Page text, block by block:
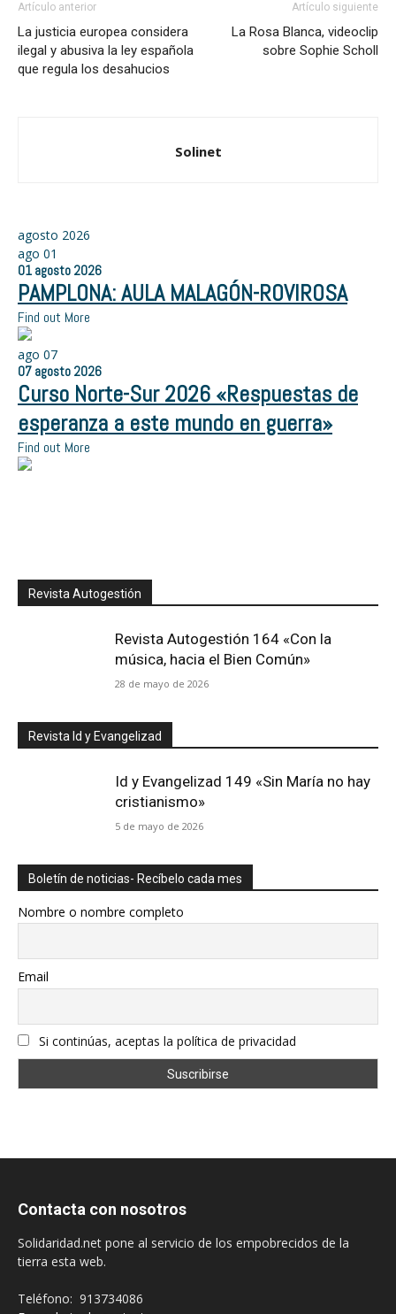
Artículo anterior
La justicia europea considera
ilegal y abusiva la ley española
que regula los desahucios
Artículo siguiente
La Rosa Blanca, videoclip
sobre Sophie Scholl
Solinet
agosto 2026
ago 01
01 agosto 2026
PAMPLONA: AULA MALAGÓN-ROVIROSA
Find out More
ago 07
07 agosto 2026
Curso Norte-Sur 2026 «Respuestas de
esperanza a este mundo en guerra»
Find out More
Revista Autogestión
Revista Autogestión 164 «Con la
música, hacia el Bien Común»
28 de mayo de 2026
Revista Id y Evangelizad
Id y Evangelizad 149 «Sin María no hay
cristianismo»
5 de mayo de 2026
Boletín de noticias- Recíbelo cada mes
Nombre o nombre completo
Email
Si continúas, aceptas la política de privacidad
Contacta con nosotros
Solidaridad.net pone al servicio de los empobrecidos de la
tierra esta web.
Teléfono: 913734086